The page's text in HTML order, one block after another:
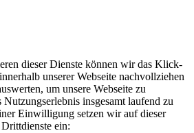
dieser Dienste können wir das Klick-
unserer Webseite nachvollziehen
um unsere Webseite zu
Nutzungserlebnis insgesamt laufend zu
Einwilligung setzen wir auf dieser
ein: